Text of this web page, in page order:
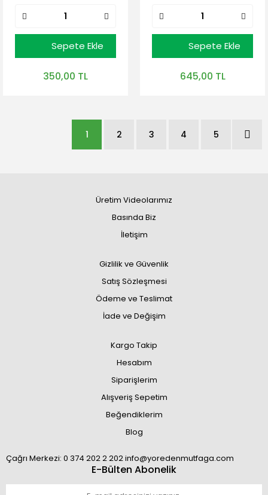
Sepete Ekle
350,00 TL
Sepete Ekle
645,00 TL
1 2 3 4 5
Üretim Videolarımız
Basında Biz
İletişim
Gizlilik ve Güvenlik
Satış Sözleşmesi
Ödeme ve Teslimat
İade ve Değişim
Kargo Takip
Hesabım
Siparişlerim
Alışveriş Sepetim
Beğendiklerim
Blog
Çağrı Merkezi: 0 374 202 2 202 info@yoredenmutfaga.com
E-Bülten Abonelik